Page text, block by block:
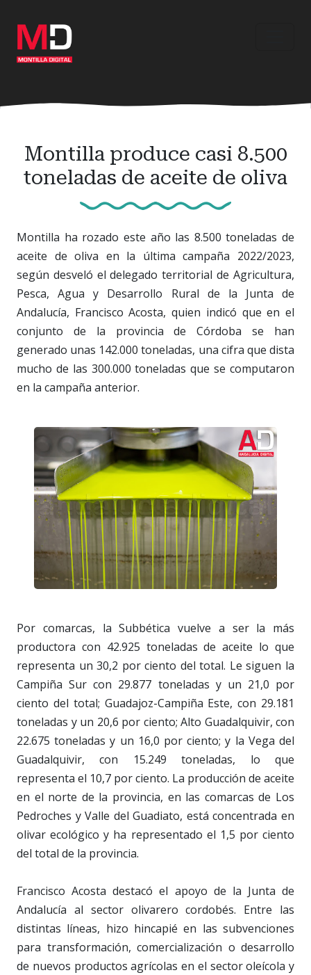
contenido
principal
Montilla produce casi 8.500
toneladas de aceite de oliva
Montilla ha rozado este año las 8.500 toneladas de
aceite de oliva en la última campaña 2022/2023,
según desveló el delegado territorial de Agricultura,
Pesca, Agua y Desarrollo Rural de la Junta de
Andalucía, Francisco Acosta, quien indicó que en el
conjunto de la provincia de Córdoba se han
generado unas 142.000 toneladas, una cifra que dista
mucho de las 300.000 toneladas que se computaron
en la campaña anterior.
Por comarcas, la Subbética vuelve a ser la más
productora con 42.925 toneladas de aceite lo que
representa un 30,2 por ciento del total. Le siguen la
Campiña Sur con 29.877 toneladas y un 21,0 por
ciento del total; Guadajoz-Campiña Este, con 29.181
toneladas y un 20,6 por ciento; Alto Guadalquivir, con
22.675 toneladas y un 16,0 por ciento; y la Vega del
Guadalquivir, con 15.249 toneladas, lo que
representa el 10,7 por ciento. La producción de aceite
en el norte de la provincia, en las comarcas de Los
Pedroches y Valle del Guadiato, está concentrada en
olivar ecológico y ha representado el 1,5 por ciento
del total de la provincia.
Francisco Acosta destacó el apoyo de la Junta de
Andalucía al sector olivarero cordobés. Entre las
distintas líneas, hizo hincapié en las subvenciones
para transformación, comercialización o desarrollo
de nuevos productos agrícolas en el sector oleícola y